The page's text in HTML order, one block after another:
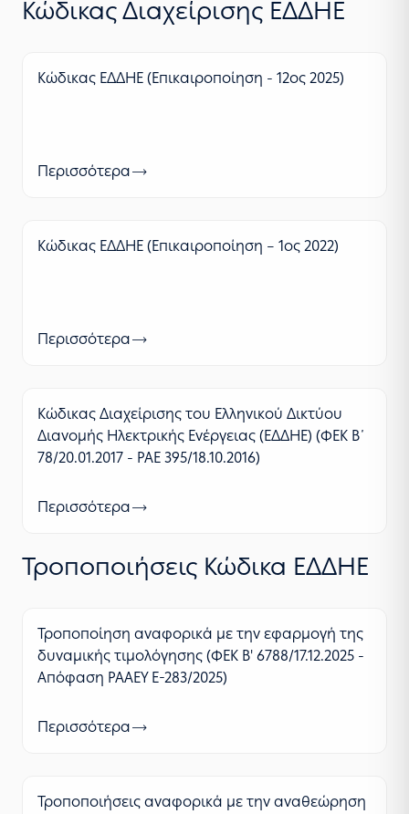
Κώδικας Διαχείρισης ΕΔΔΗΕ
Κώδικας ΕΔΔΗΕ (Επικαιροποίηση - 12ος 2025)
Περισσότερα
Κώδικας ΕΔΔΗΕ (Επικαιροποίηση – 1ος 2022)
Περισσότερα
Κώδικας Διαχείρισης του Ελληνικού Δικτύου
Διανομής Ηλεκτρικής Ενέργειας (ΕΔΔΗΕ) (ΦΕΚ Β΄
78/20.01.2017 - ΡΑΕ 395/18.10.2016)
Περισσότερα
Τροποποιήσεις Κώδικα ΕΔΔΗΕ
Τροποποίηση αναφορικά με την εφαρμογή της
δυναμικής τιμολόγησης (ΦΕΚ Β' 6788/17.12.2025 -
Απόφαση ΡΑΑΕΥ Ε-283/2025)
Περισσότερα
Τροποποιήσεις αναφορικά με την αναθεώρηση